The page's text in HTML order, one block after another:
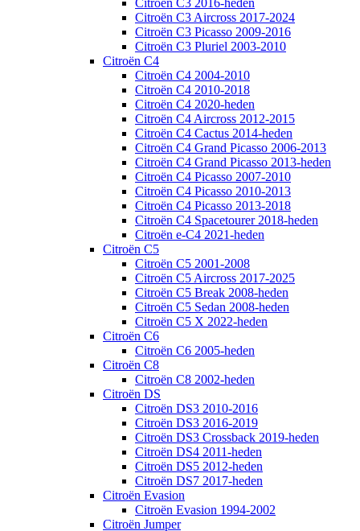
Citroën C3 2016-heden
Citroën C3 Aircross 2017-2024
Citroën C3 Picasso 2009-2016
Citroën C3 Pluriel 2003-2010
Citroën C4
Citroën C4 2004-2010
Citroën C4 2010-2018
Citroën C4 2020-heden
Citroën C4 Aircross 2012-2015
Citroën C4 Cactus 2014-heden
Citroën C4 Grand Picasso 2006-2013
Citroën C4 Grand Picasso 2013-heden
Citroën C4 Picasso 2007-2010
Citroën C4 Picasso 2010-2013
Citroën C4 Picasso 2013-2018
Citroën C4 Spacetourer 2018-heden
Citroën e-C4 2021-heden
Citroën C5
Citroën C5 2001-2008
Citroën C5 Aircross 2017-2025
Citroën C5 Break 2008-heden
Citroën C5 Sedan 2008-heden
Citroën C5 X 2022-heden
Citroën C6
Citroën C6 2005-heden
Citroën C8
Citroën C8 2002-heden
Citroën DS
Citroën DS3 2010-2016
Citroën DS3 2016-2019
Citroën DS3 Crossback 2019-heden
Citroën DS4 2011-heden
Citroën DS5 2012-heden
Citroën DS7 2017-heden
Citroën Evasion
Citroën Evasion 1994-2002
Citroën Jumper